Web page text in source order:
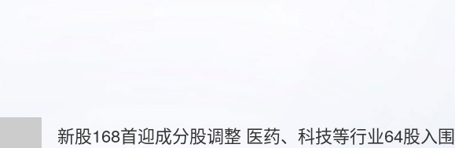
新股168首迎成分股调整 医药、科技等行业64股入围